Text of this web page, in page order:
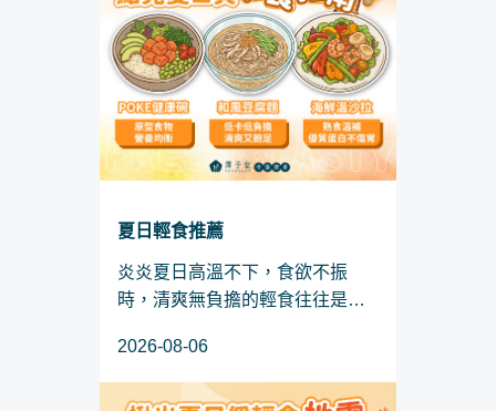
夏日輕食推薦
炎炎夏日高溫不下，食欲不振
時，清爽無負擔的輕食往往是大
道，若一不小心踩中生冷沙拉、
糖水豆花或水果當正餐等「偽輕
2026-08-06